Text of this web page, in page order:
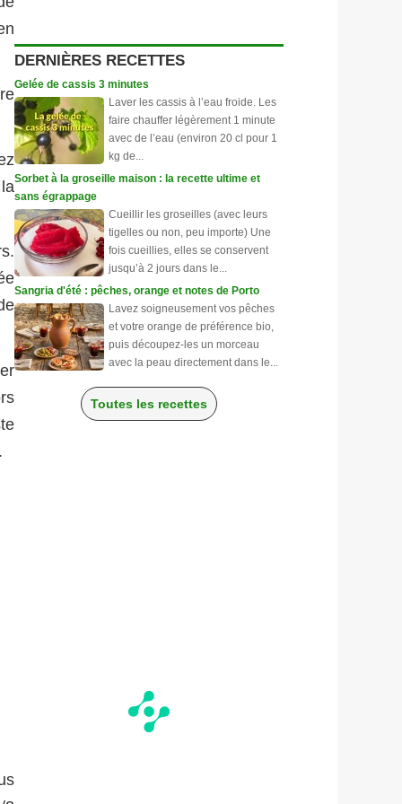
DERNIÈRES RECETTES
Gelée de cassis 3 minutes
Laver les cassis à l’eau froide. Les
faire chauffer légèrement 1 minute
avec de l’eau (environ 20 cl pour 1
kg de...
Sorbet à la groseille maison : la recette ultime et
sans égrappage
Cueillir les groseilles (avec leurs
tigelles ou non, peu importe) Une
fois cueillies, elles se conservent
jusqu’à 2 jours dans le...
Sangria d'été : pêches, orange et notes de Porto
Lavez soigneusement vos pêches
et votre orange de préférence bio,
puis découpez-les un morceau
avec la peau directement dans le...
Toutes les recettes